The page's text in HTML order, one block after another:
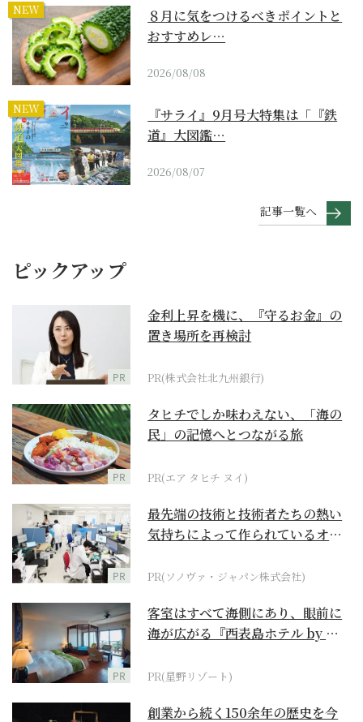
NEW
８月に気をつけるべきポイントと
おすすめレ…
2026/08/08
NEW
『サライ』9月号大特集は「『鉄
道』大図鑑…
2026/08/07
記事一覧へ
ピックアップ
PR
金利上昇を機に、『守るお金』の
置き場所を再検討
PR(株式会社北九州銀行)
PR
タヒチでしか味わえない、「海の
民」の記憶へとつながる旅
PR(エア タヒチ ヌイ)
PR
最先端の技術と技術者たちの熱い
気持ちによって作られているオー
PR(ソノヴァ・ジャパン株式会社)
PR
客室はすべて海側にあり、眼前に
海が広がる『西表島ホテル by 星
PR(星野リゾート)
創業から続く150余年の歴史を今